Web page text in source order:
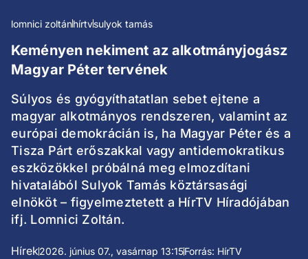
lomnici zoltánhírtvsulyok tamás
Keményen nekiment az alkotmányjogász
Magyar Péter tervének
Súlyos és gyógyíthatatlan sebet ejtene a
magyar alkotmányos rendszeren, valamint az
európai demokrácián is, ha Magyar Péter és a
Tisza Párt erőszakkal vagy antidemokratikus
eszközökkel próbálná meg elmozdítani
hivatalából Sulyok Tamás köztársasági
elnököt – figyelmeztetett a HírTV Híradójában
ifj. Lomnici Zoltán.
Hírek2026. június 07., vasárnap 13:15Forrás: HírTV